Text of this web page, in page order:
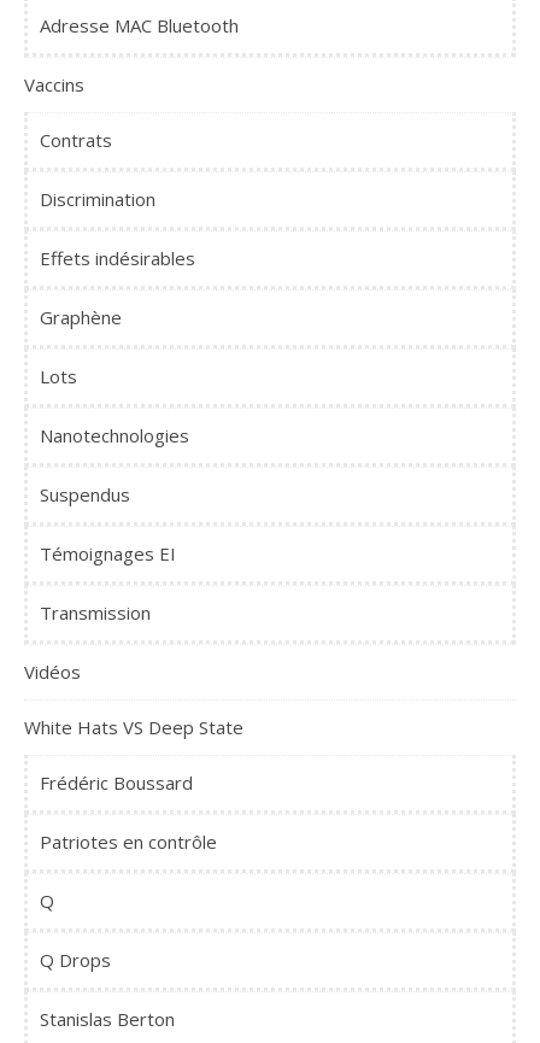
Adresse MAC Bluetooth
Vaccins
Contrats
Discrimination
Effets indésirables
Graphène
Lots
Nanotechnologies
Suspendus
Témoignages EI
Transmission
Vidéos
White Hats VS Deep State
Frédéric Boussard
Patriotes en contrôle
Q
Q Drops
Stanislas Berton